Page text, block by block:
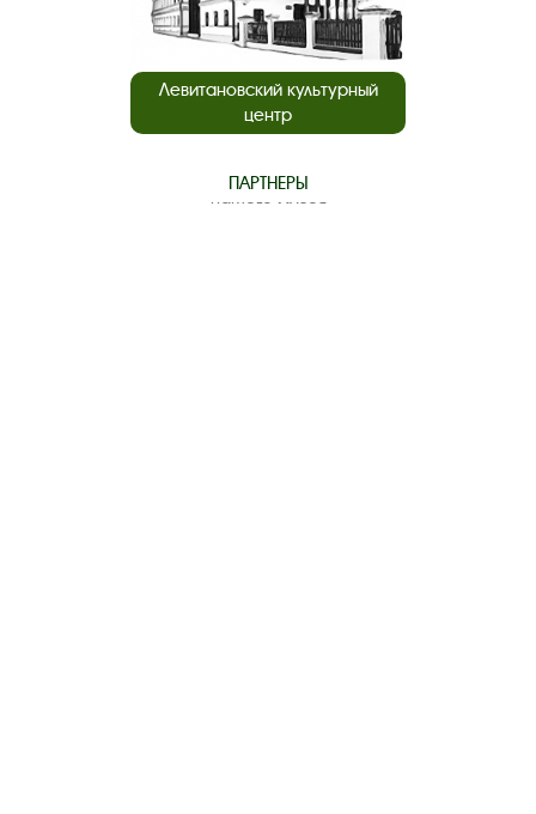
Левитановский культурный
центр
ПАРТНЕРЫ
нашего музея